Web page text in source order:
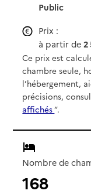
Public
Prix :
à partir de2
Ce prix est
chambre seule,
l’hébergement,
précisions,
affichés”.
Nombre de
168